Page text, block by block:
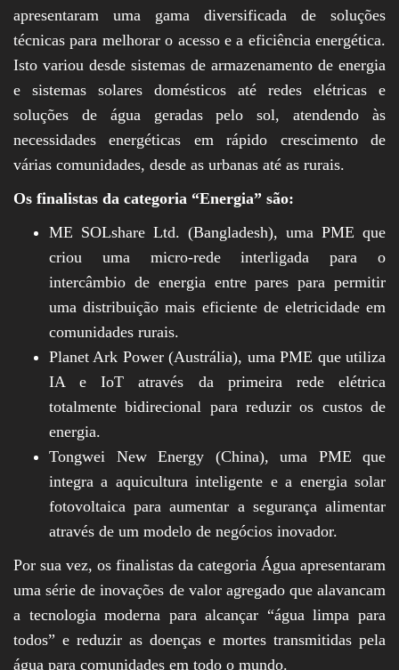
apresentaram uma gama diversificada de soluções
técnicas para melhorar o acesso e a eficiência energética.
Isto variou desde sistemas de armazenamento de energia
e sistemas solares domésticos até redes elétricas e
soluções de água geradas pelo sol, atendendo às
necessidades energéticas em rápido crescimento de
várias comunidades, desde as urbanas até as rurais.
Os finalistas da categoria “Energia” são:
ME SOLshare Ltd. (Bangladesh), uma PME que
criou uma micro-rede interligada para o
intercâmbio de energia entre pares para permitir
uma distribuição mais eficiente de eletricidade em
comunidades rurais.
Planet Ark Power (Austrália), uma PME que utiliza
IA e IoT através da primeira rede elétrica
totalmente bidirecional para reduzir os custos de
energia.
Tongwei New Energy (China), uma PME que
integra a aquicultura inteligente e a energia solar
fotovoltaica para aumentar a segurança alimentar
através de um modelo de negócios inovador.
Por sua vez, os finalistas da categoria Água apresentaram
uma série de inovações de valor agregado que alavancam
a tecnologia moderna para alcançar “água limpa para
todos” e reduzir as doenças e mortes transmitidas pela
água para comunidades em todo o mundo.